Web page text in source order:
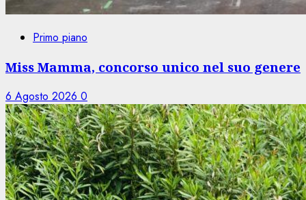
Primo piano
Miss Mamma, concorso unico nel suo genere
6 Agosto 2026 0